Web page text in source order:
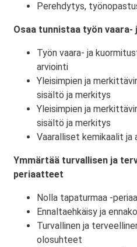
Perehdytys,
Osaa tunnistaa työn
Työn vaara- ja
arviointi
Yleisimpien ja
sisältö ja merkitys
Yleisimpien ja
sisältö ja merkitys
Vaaralliset kemikaalit
Ymmärtää turvallisen ja
periaatteet
Nolla tapaturmaa -
Ennaltaehkäisy ja
Turvallinen ja
olosuhteet